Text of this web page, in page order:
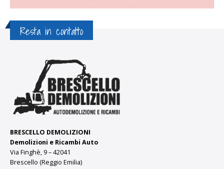
Resta in contatto
BRESCELLO DEMOLIZIONI
Demolizioni e Ricambi Auto
Via Finghè, 9 – 42041
Brescello (Reggio Emilia)